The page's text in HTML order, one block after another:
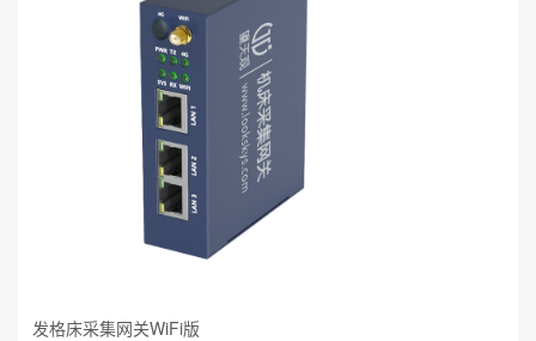
发格床采集网关WiFi版